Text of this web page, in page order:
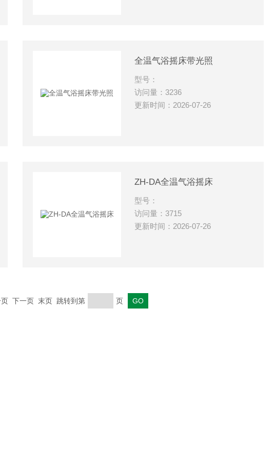
全温气浴摇床带光照
型号：
访问量：3236
更新时间：2026-07-26
ZH-DA全温气浴摇床
型号：
访问量：3715
更新时间：2026-07-26
下一页 末页 跳转到第 页